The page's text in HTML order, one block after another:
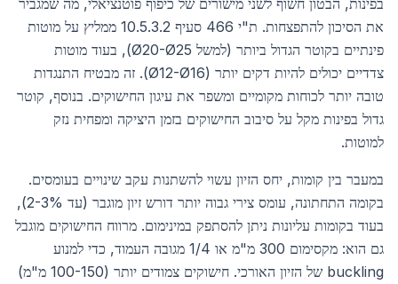
את הסיכון להתפצחות. ת"י 466 סעיף 10.5.3.2 ממליץ על מוטות
פינתיים בקוטר הגדול ביותר (למשל Ø20-Ø25), בעוד מוטות
צדדיים יכולים להיות דקים יותר (Ø12-Ø16). זה מבטיח התנגדות
טובה יותר לכוחות מקומיים ומשפר את עיגון החישוקים. בנוסף, קוטר
גדול בפינות מקל על סיבוב החישוקים בזמן היציקה ומפחית נזק
למוטות.
במעבר בין קומות, יחס הזיון עשוי להשתנות עקב שינויים בעומסים.
בקומה התחתונה, עומס צירי גבוה יותר דורש זיון מוגבר (עד 2-3%),
בעוד בקומות עליונות ניתן להסתפק במינימום. מרווח החישוקים מוגבל
גם הוא: מקסימום 300 מ"מ או 1/4 מגובה העמוד, כדי למנוע
buckling של הזיון האורכי. חישוקים צמודים יותר (100-150 מ"מ)